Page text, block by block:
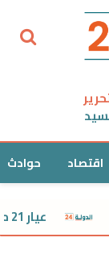
اقتصاد حوادث
عيار 21 مفاجأة.. استقرار سعر الذهب اليوم السبت